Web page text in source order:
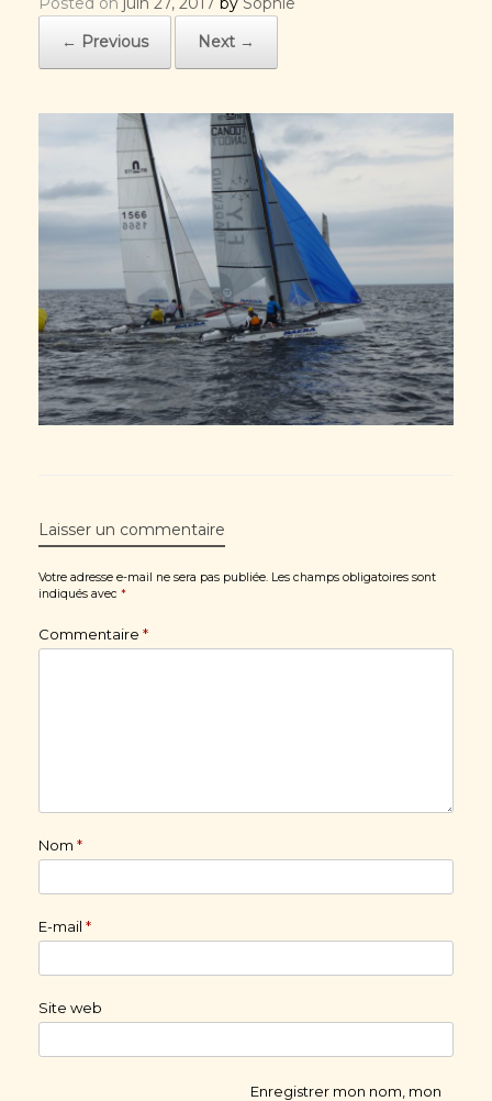
← Previous
Next →
Laisser un commentaire
Votre adresse e-mail ne sera pas publiée. Les champs obligatoires sont
indiqués avec *
Commentaire *
Nom *
E-mail *
Site web
Enregistrer mon nom, mon